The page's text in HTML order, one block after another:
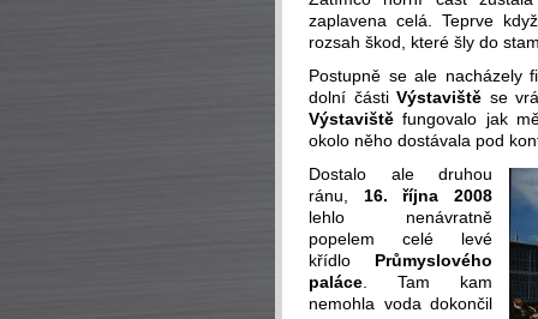
zaplavena celá. Teprve
rozsah škod, které šly do
Postupně se ale nacházely
dolní částiVýstaviště se
Výstavištěfungovalo jak
okolo něho dostávala pod
Dostalo ale druhou
ránu, 16. října 2008
lehlo nenávratně
popelem celé levé
křídlo Průmyslového
paláce . Tam kam
nemohla voda dokončil